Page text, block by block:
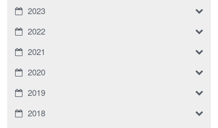
2023
2022
2021
2020
2019
2018